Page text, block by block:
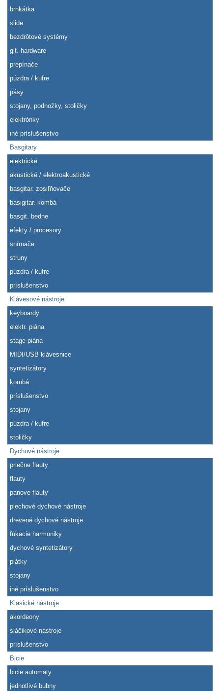
brnkátka
slide
bezdrôtové systémy
git. hardware
prepínače
púzdra / kufre
pásy
stojany, podnožky, stoličky
elektrónky
iné príslušenstvo
Basgitary
elektrické
akustické / elektroakustické
basgitar. zosiľňovače
basigitar. kombá
basgit. bedne
efekty / procesory
snímače
struny
púzdra / kufre
príslušenstvo
Klávesové nástroje
keyboardy
elektr. piána
stage piána
MIDI/USB klávesnice
syntetizátory
kombá
príslušenstvo
stojany
púzdra / kufre
stoličky
Dychové nástroje
priečne flauty
flauty
panove flauty
plechové dychové nástroje
drevené dychové nástroje
fúkacie harmoniky
dychové syntetizátory
plátky
stojany
iné príslušenstvo
Klasické nástroje
akordeony
sláčikové nástroje
príslušenstvo
Bicie
bicie automaty
jednotlivé bubny